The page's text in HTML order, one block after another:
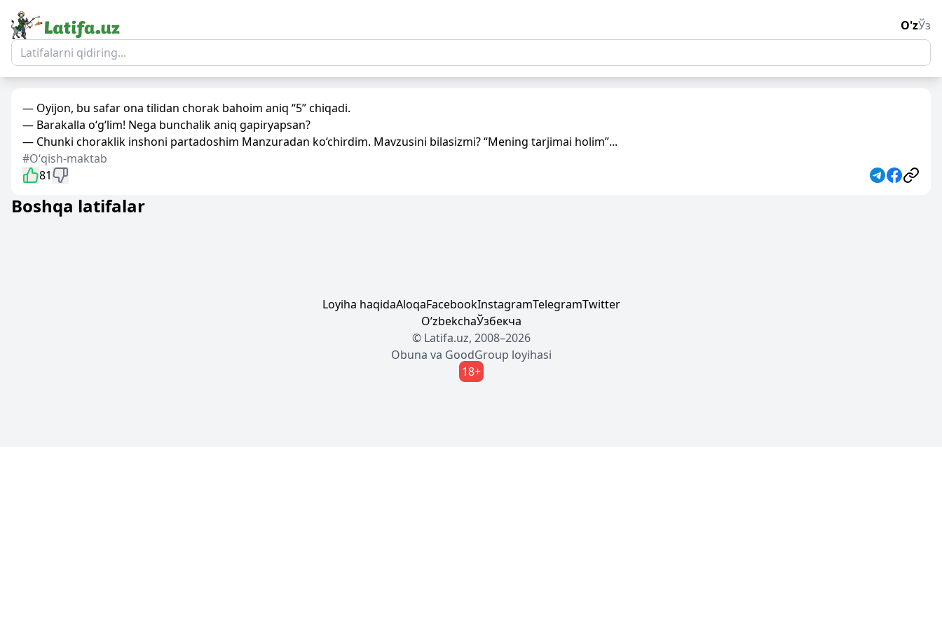
O'zЎз
— Oyijon, bu safar ona tilidan chorak bahoim aniq “5” chiqadi.
— Barakalla o‘g‘lim! Nega bunchalik aniq gapiryapsan?
— Chunki choraklik inshoni partadoshim Manzuradan ko‘chirdim. Mavzusini bilasizmi? “Mening tarjimai holim”...
#Oʻqish-maktab
81
Boshqa latifalar
Loyiha haqidaAloqaFacebookInstagramTelegramTwitter
OʼzbekchaЎзбекча
© Latifa.uz, 2008–2026
Obuna va GoodGroup loyihasi
18+